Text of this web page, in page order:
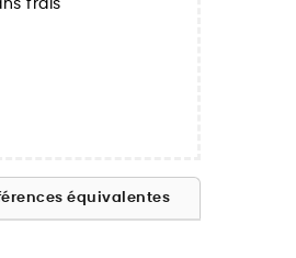
frais
équivalentes